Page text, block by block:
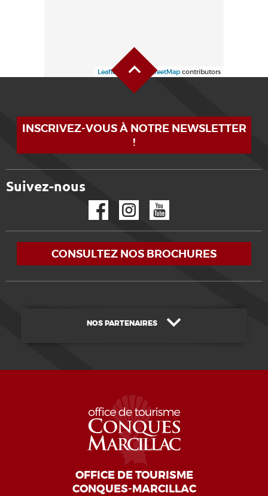
Leaflet | ©OpenStreetMap contributors
INSCRIVEZ-VOUS À NOTRE NEWSLETTER
!
Suivez-nous
CONSULTEZ NOS BROCHURES
NOS PARTENAIRES
OFFICE DE TOURISME
CONQUES-MARCILLAC